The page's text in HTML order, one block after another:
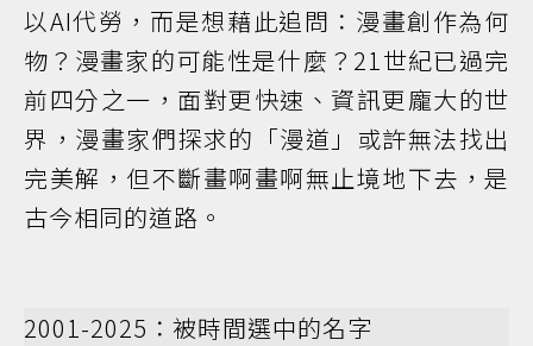
以AI代勞，而是想藉此追問：漫畫創作為何
物？漫畫家的可能性是什麼？21世紀已過完
前四分之一，面對更快速、資訊更龐大的世
界，漫畫家們探求的「漫道」或許無法找出
完美解，但不斷畫啊畫啊無止境地下去，是
古今相同的道路。
2001-2025：被時間選中的名字